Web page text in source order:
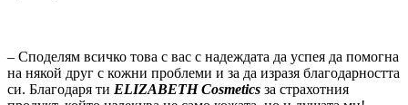
– Споделям всичко това с вас с надеждата да успея да помогна
на някой друг с кожни проблеми и за да изразя благодарността
си. Благодаря ти ELIZABETH Cosmetics за страхотния